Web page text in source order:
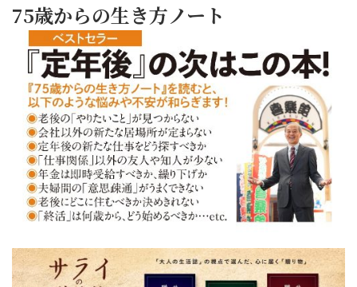
75歳からの生き方ノート